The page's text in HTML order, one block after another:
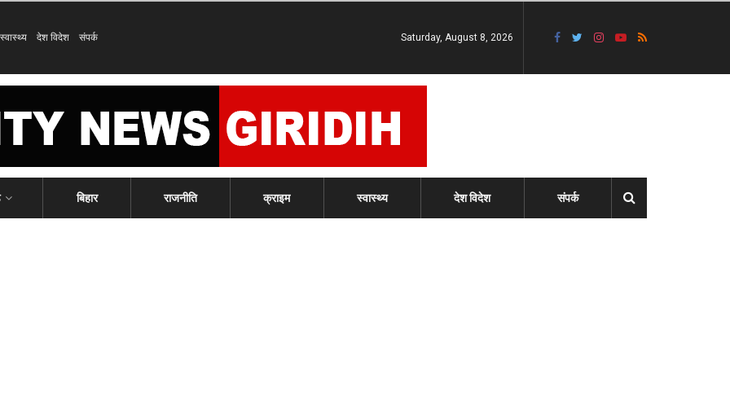
स्वास्थ्य देश विदेश संपर्क Saturday, August 8, 2026
बिहार राजनीति क्राइम स्वास्थ्य देश विदेश संपर्क